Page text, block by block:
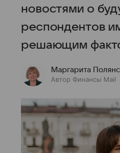
новостями о
респондентов
решающим
Маргарита
Автор Финансы Mail